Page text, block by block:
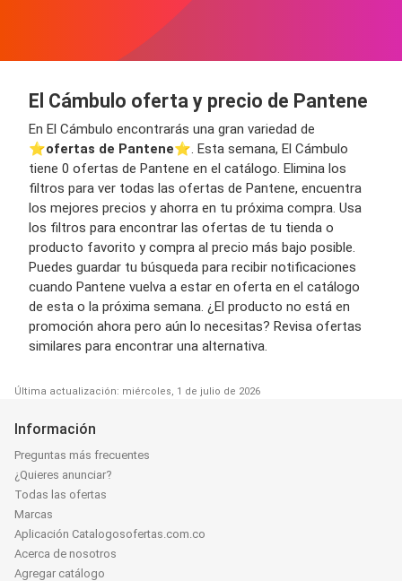
El Cámbulo oferta y precio de Pantene
En El Cámbulo encontrarás una gran variedad de
⭐️ofertas de Pantene⭐️. Esta semana, El Cámbulo
tiene 0 ofertas de Pantene en el catálogo. Elimina los
filtros para ver todas las ofertas de Pantene, encuentra
los mejores precios y ahorra en tu próxima compra. Usa
los filtros para encontrar las ofertas de tu tienda o
producto favorito y compra al precio más bajo posible.
Puedes guardar tu búsqueda para recibir notificaciones
cuando Pantene vuelva a estar en oferta en el catálogo
de esta o la próxima semana. ¿El producto no está en
promoción ahora pero aún lo necesitas? Revisa ofertas
similares para encontrar una alternativa.
Última actualización: miércoles, 1 de julio de 2026
Información
Preguntas más frecuentes
¿Quieres anunciar?
Todas las ofertas
Marcas
Aplicación Catalogosofertas.com.co
Acerca de nosotros
Agregar catálogo